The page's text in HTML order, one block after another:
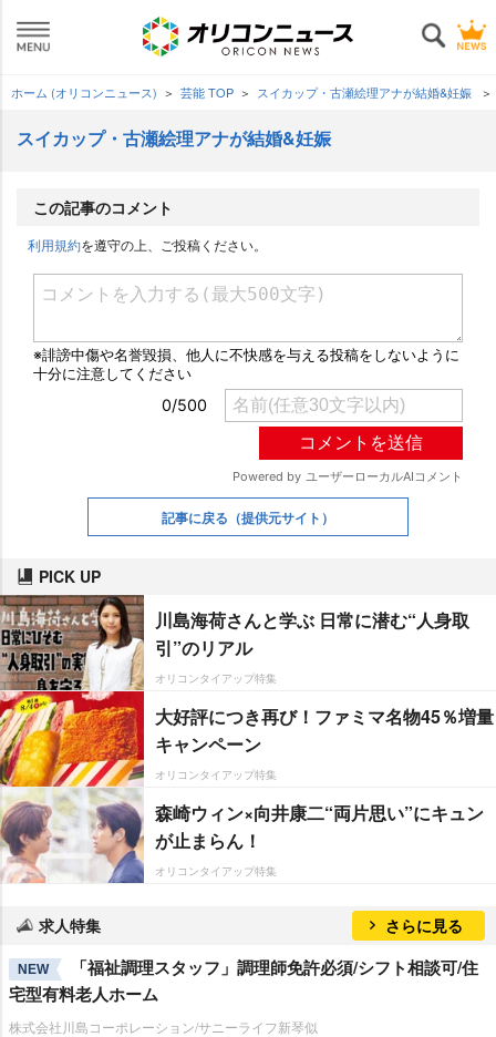
ホーム (オリコンニュース) 芸能 TOP スイカップ・古瀬絵理アナが結婚&妊娠
スイカップ・古瀬絵理アナが結婚&妊娠
この記事のコメント
利用規約を遵守の上、ご投稿ください。
記事に戻る （提供元サイト）
PICK UP
川島海荷さんと学ぶ 日常に潜む“人身取
引”のリアル
オリコンタイアップ特集
大好評につき再び！ファミマ名物45％増量
キャンペーン
オリコンタイアップ特集
森崎ウィン×向井康二“両片思い”にキュン
が止まらん！
オリコンタイアップ特集
求人特集 さらに見る
NEW
「福祉調理スタッフ」調理師免許必須/シフト相談可/住
宅型有料老人ホーム
株式会社川島コーポレーション/サニーライフ新琴似